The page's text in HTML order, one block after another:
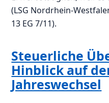
(LSG Nordrhein-
13 EG 7/11).
Steuerliche
Hinblick auf
Jahreswechsel